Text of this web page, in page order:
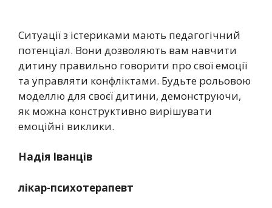
Ситуації з істериками мають педагогічний
потенціал. Вони дозволяють вам навчити
дитину правильно говорити про свої емоції
та управляти конфліктами. Будьте рольовою
моделлю для своєї дитини, демонструючи,
як можна конструктивно вирішувати
емоційні виклики.
Надія Іванців
лікар-психотерапевт